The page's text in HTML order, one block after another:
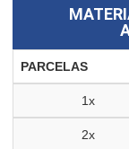
PARCELAS
1x
2x